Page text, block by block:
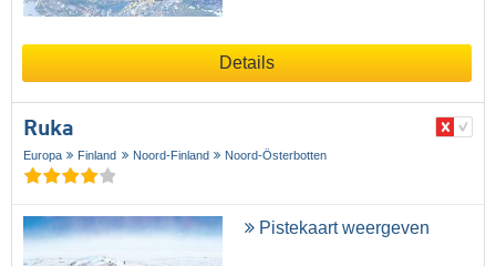
Details
Ruka
Europa Finland Noord-Finland Noord-Österbotten
Pistekaart weergeven